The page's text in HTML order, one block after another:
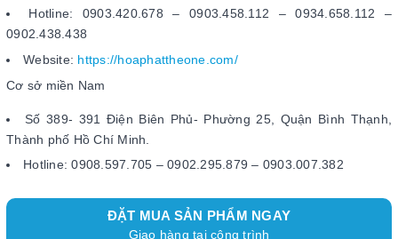
Hotline: 0903.420.678 – 0903.458.112 – 0934.658.112 –
0902.438.438
Website: https://hoaphattheone.com/
Cơ sở miền Nam
Số 389- 391 Điện Biên Phủ- Phường 25, Quận Bình Thạnh,
Thành phố Hồ Chí Minh.
Hotline: 0908.597.705 – 0902.295.879 – 0903.007.382
ĐẶT MUA SẢN PHẨM NGAY
Giao hàng tại công trình